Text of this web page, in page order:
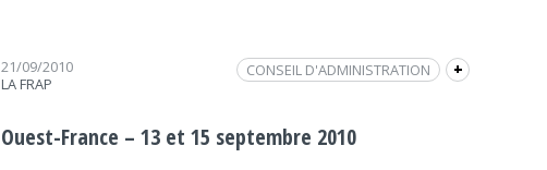
21/09/2010
LA FRAP
+
CONSEIL D'ADMINISTRATION
REVUE DE PRESSE
Ouest-France – 13 et 15 septembre 2010